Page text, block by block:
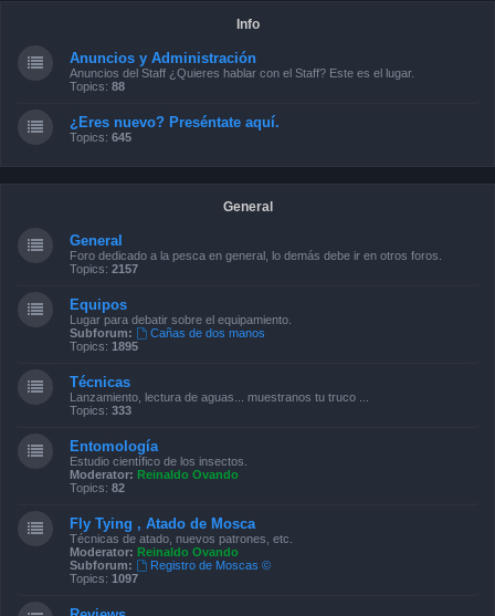
Info
Anuncios y Administración
Anuncios del Staff ¿Quieres hablar con el Staff? Este es el lugar.
Topics: 88
¿Eres nuevo? Preséntate aquí.
Topics: 645
General
General
Foro dedicado a la pesca en general, lo demás debe ir en otros foros.
Topics: 2157
Equipos
Lugar para debatir sobre el equipamiento.
Subforum:
Cañas de dos manos
Topics: 1895
Técnicas
Lanzamiento, lectura de aguas... muestranos tu truco ...
Topics: 333
Entomología
Estudio científico de los insectos.
Moderator: Reinaldo Ovando
Topics: 82
Fly Tying , Atado de Mosca
Técnicas de atado, nuevos patrones, etc.
Moderator: Reinaldo Ovando
Subforum:
Registro de Moscas ©
Topics: 1097